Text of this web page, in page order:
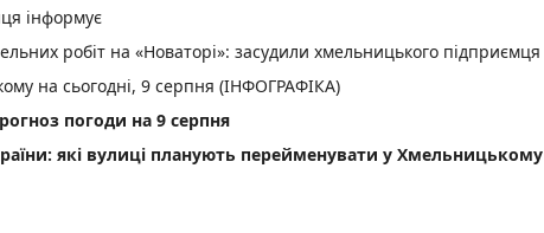
інформує
робіт на «Новаторі»: засудили хмельницького підприємця
на сьогодні, 9 серпня (ІНФОГРАФІКА)
погоди на 9 серпня
які вулиці планують перейменувати у Хмельницькому